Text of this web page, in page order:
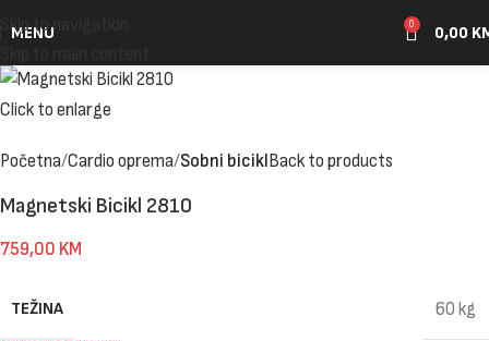
Skip to navigation
MENU 0 0,00
Click to enlarge
Početna Cardio oprema Sobni biciklBack to products
Magnetski Bicikl 2810
759,00 KM
TEŽINA
60 kg